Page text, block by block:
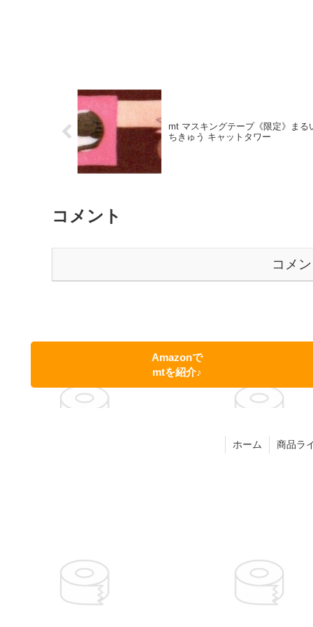
mt マスキングテープ《限定》まる
ちきゅう キャットタワー
コメント
コメ
Amazonで
mtを紹介♪
ホーム 商品ラ